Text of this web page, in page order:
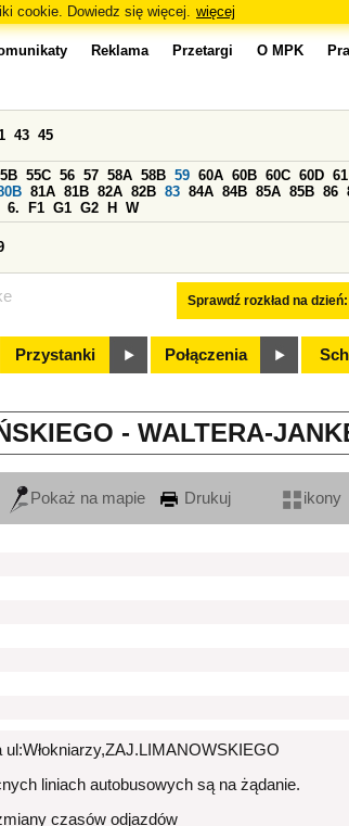
cookie. Dowiedz się więcej. więcej
Reklama Przetargi O MPK
Sprawdź rozkład na dzień:
43 45
55C 56 57 58A 58B 59 60A 60B 60C 60D 61
81A 81B 82A 82B 83 84A 84B 85A 85B 86
6. F1 G1 G2 H W
Przystanki Połączenia
- WALTERA-
Pokaż na mapie Drukuj ikony
liniach autobusowych są na żądanie.
czasów odjazdów